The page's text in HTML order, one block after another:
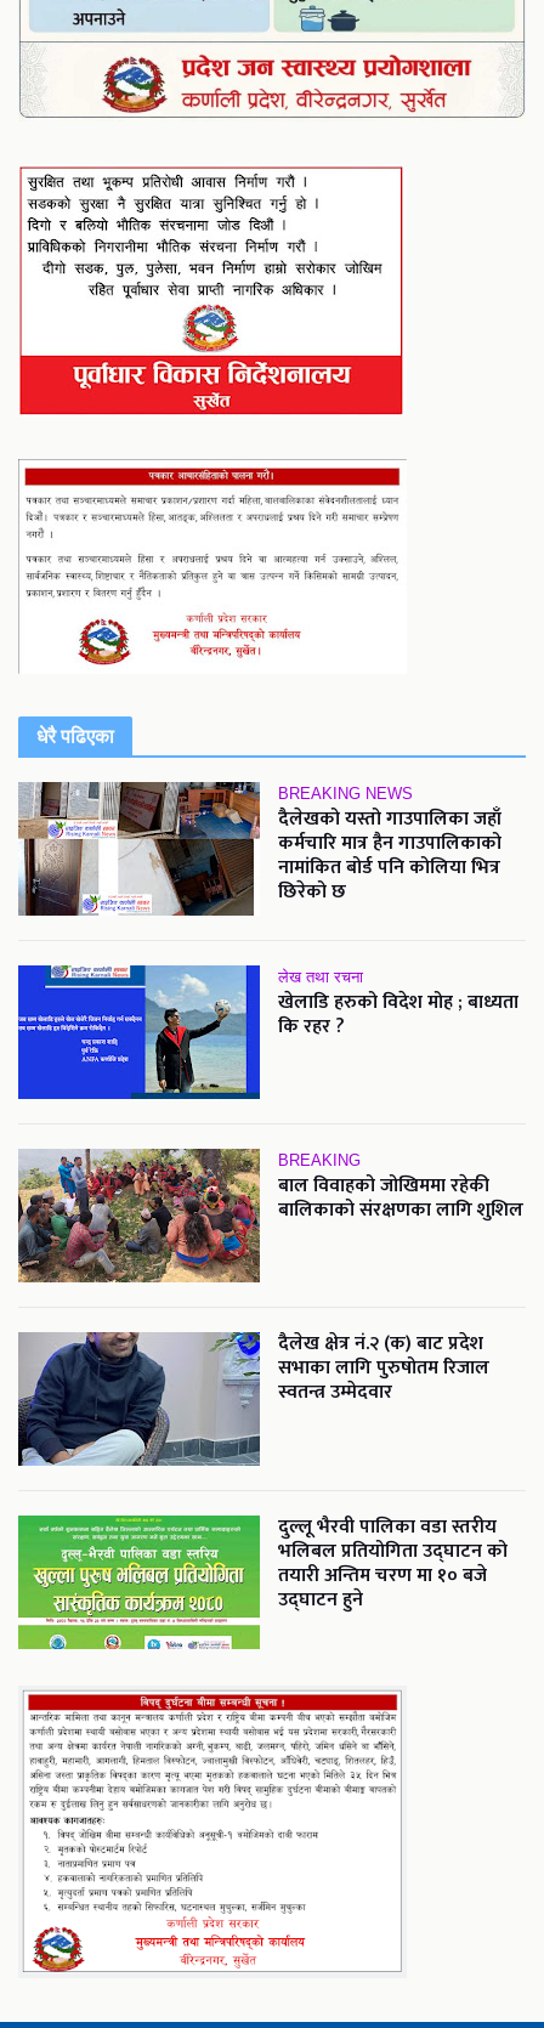
धेरै पढिएका
BREAKING NEWS
दैलेखको यस्तो गाउपालिका जहाँ
कर्मचारि मात्र हैन गाउपालिकाको
नामांकित बोर्ड पनि कोलिया भित्र
छिरेको छ
लेख तथा रचना
खेलाडि हरुको विदेश मोह ; बाध्यता
कि रहर ?
BREAKING
बाल विवाहको जोखिममा रहेकी
बालिकाको संरक्षणका लागि शुशिल
दैलेख क्षेत्र नं.२ (क) बाट प्रदेश
सभाका लागि पुरुषोतम रिजाल
स्वतन्त्र उम्मेदवार
दुल्लू भैरवी पालिका वडा स्तरीय
भलिबल प्रतियोगिता उद्घाटन को
तयारी अन्तिम चरण मा १० बजे
उद्घाटन हुने